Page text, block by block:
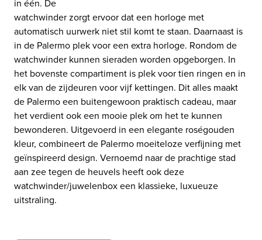
in één. De
watchwinder zorgt ervoor dat een horloge met
automatisch uurwerk niet stil komt te staan. Daarnaast is
in de Palermo plek voor een extra horloge. Rondom de
watchwinder kunnen sieraden worden opgeborgen. In
het bovenste compartiment is plek voor tien ringen en in
elk van de zijdeuren voor vijf kettingen. Dit alles maakt
de Palermo een buitengewoon praktisch cadeau, maar
het verdient ook een mooie plek om het te kunnen
bewonderen. Uitgevoerd in een elegante roségouden
kleur, combineert de Palermo moeiteloze verfijning met
geïnspireerd design. Vernoemd naar de prachtige stad
aan zee tegen de heuvels heeft ook deze
watchwinder/juwelenbox een klassieke, luxueuze
uitstraling.